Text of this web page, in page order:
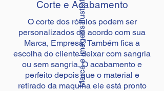
Corte e Acabamento
O corte dos rótulos podem ser
personalizados de acordo com sua
Marca, Empresa, Também fica a
escolha do cliente deixar com sangria
ou sem sangria, O acabamento e
perfeito depois que o material e
retirado da maquina ele está pronto
Marca e imagens ilustrativas.